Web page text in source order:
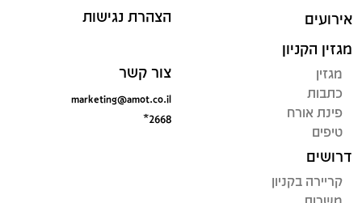
אירועים
מגזין הקניון
מגזין
כתבות
פינת אורח
טיפים
דרושים
קריירה בקניון
הצהרת נגישות
צור קשר
marketing@amot.co.il
*2668